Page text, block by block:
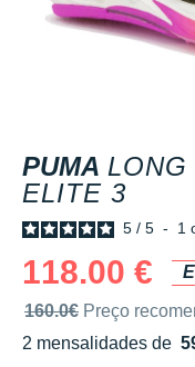
PUMA LONG
ELITE 3
5 / 5 - 1
118.00 €
Preço de venda
160.0€ Preço
2 mensalidades de
sem custos